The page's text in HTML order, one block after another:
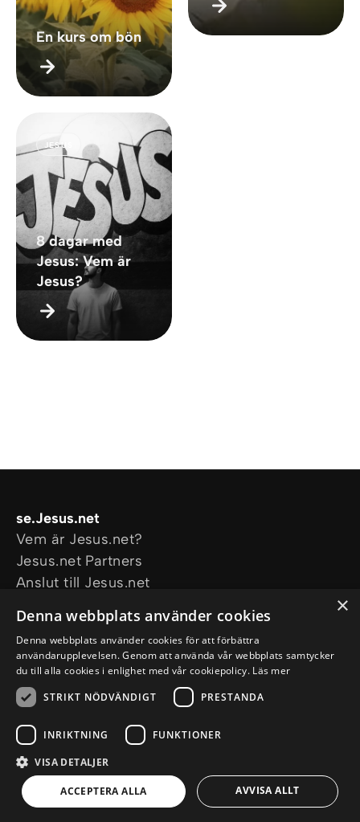
En kurs om bön
JESUS
8 dagar med
Jesus: Vem är
Jesus?
se.Jesus.net
Vem är Jesus.net?
Jesus.net Partners
Anslut till Jesus.net
Artiklar
Video
Våra projekt
Jag vill att någon ber för mig
Jag har en fråga
© Copyright 2026 se.Jesus.net IntegritetspolicyCookiepolicy
a WebNLsite
×
Denna webbplats använder cookies
Denna webbplats använder cookies för att förbättra
användarupplevelsen. Genom att använda vår webbplats samtycker
du till alla cookies i enlighet med vår cookiepolicy. Läs mer
STRIKT NÖDVÄNDIGT
PRESTANDA
INRIKTNING FUNKTIONER
VISA DETALJER
ACCEPTERA ALLA AVVISA ALLT